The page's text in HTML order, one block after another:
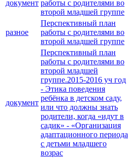
документ работы с родителями во
второй младшей группе
разное
Перспективный план
работы с родителями во
второй младшей группе
документ
Перспективный план
работы с родителями во
второй младшей
группе.2015-2016 уч год
- Этика поведения
ребёнка в детском саду,
или что должны знать
родители, когда «идут в
садик» - «Организация
адаптационного периода
с детьми младшего
возрас